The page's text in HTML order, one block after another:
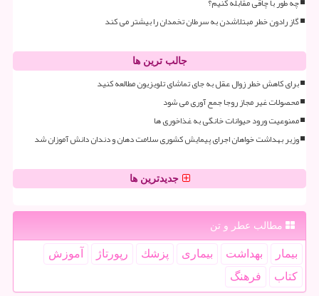
گاز رادون خطر مبتلاشدن به سرطان تخمدان را بیشتر می کند
جالب ترین ها
برای کاهش خطر زوال عقل به جای تماشای تلویزیون مطالعه کنید
محصولات غیر مجاز روجا جمع آوری می شود
ممنوعیت ورود حیوانات خانگی به غذاخوری ها
وزیر بهداشت خواهان اجرای پیمایش کشوری سلامت دهان و دندان دانش آموزان شد
جدیدترین ها
مطالب عطر و تن
بیمار بهداشت بیماری پزشك رپورتاژ
آموزش
كتاب
فرهنگ